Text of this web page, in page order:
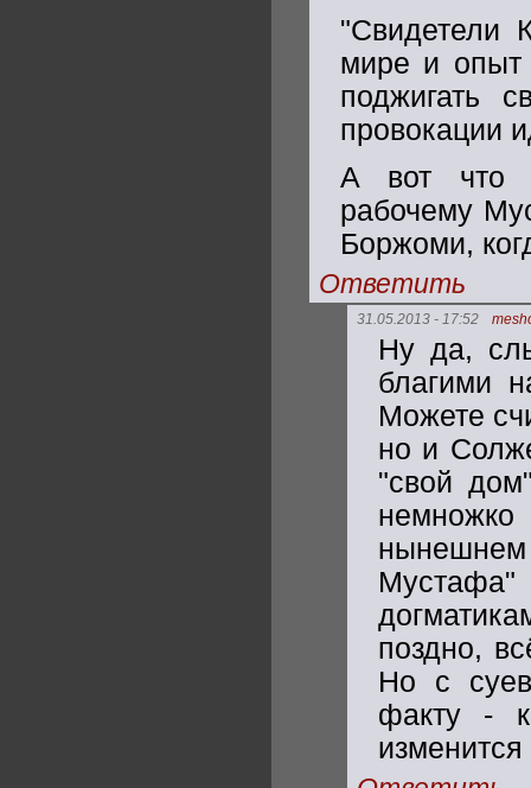
"Свидетели
мире и
поджигать
провокации
А вот что
рабочему
Боржоми,
Ответить
31.05.2013 - 17:52
Ну да,
благими
Можете
но и
"свой
нынешнем
поздно,
Но с
факту - к